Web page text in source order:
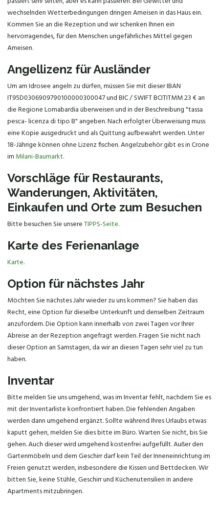
wechselnden Wetterbedingungen dringen Ameisen in das Haus ein.
Kommen Sie an die Rezeption und wir schenken Ihnen ein
hervorragendes, für den Menschen ungefährliches Mittel gegen
Ameisen.
Angellizenz für Ausländer
Um am Idrosee angeln zu dürfen, müssen Sie mit dieser IBAN
IT95D0306909790100000300047 und BIC / SWIFT BCITITMM 23 € an
die Regione Lomabardia überweisen und in der Beschreibung "tassa
pesca- licenza di tipo B" angeben. Nach erfolgter Überweisung muss
eine Kopie ausgedruckt und als Quittung aufbewahrt werden. Unter
18-Jährige können ohne Lizenz fischen. Angelzubehör gibt es in Crone
im Milani-Baumarkt.
Vorschläge für Restaurants,
Wanderungen, Aktivitäten,
Einkaufen und Orte zum Besuchen
Bitte besuchen Sie unsereTIPPS-Seite.
Karte des Ferienanlage
Karte.
Option für nächstes Jahr
Möchten Sie nächstes Jahr wieder zu uns kommen? Sie haben das
Recht, eine Option für dieselbe Unterkunft und denselben Zeitraum
anzufordern. Die Option kann innerhalb von zwei Tagen vor Ihrer
Abreise an der Rezeption angefragt werden. Fragen Sie nicht nach
dieser Option an Samstagen, da wir an diesen Tagen sehr viel zu tun
haben.
Inventar
Bitte melden Sie uns umgehend, was im Inventar fehlt, nachdem Sie es
mit der Inventarliste konfrontiert haben. Die fehlenden Angaben
werden dann umgehend ergänzt. Sollte während Ihres Urlaubs etwas
kaputt gehen, melden Sie dies bitte im Büro. Warten Sie nicht, bis Sie
gehen. Auch dieser wird umgehend kostenfrei aufgefüllt. Außer den
Gartenmöbeln und dem Geschirr darf kein Teil der Inneneinrichtung im
Freien genutzt werden, insbesondere die Kissen und Bettdecken. Wir
bitten Sie, keine Stühle, Geschirr und Küchenutensilien in andere
Apartments mitzubringen.